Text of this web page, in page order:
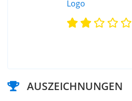
AUSZEICHNUNGEN